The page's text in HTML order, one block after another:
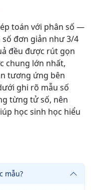
toán với phân số —
đơn giản như 3/4
đều được rút gọn
chung lớn nhất,
tương ứng bên
ghi rõ mẫu số
từng tử số, nên
học sinh học hiểu
mẫu?